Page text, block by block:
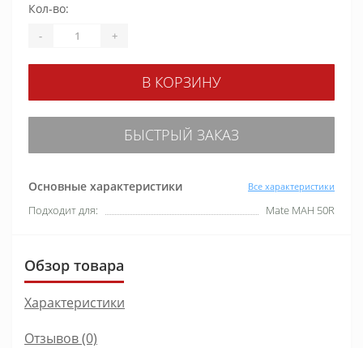
Основные характеристики Все характеристики
Подходит для: Mate MAH 50R
Кол-во:
- +
В КОРЗИНУ
БЫСТРЫЙ ЗАКАЗ
Обзор товара
Характеристики
Отзывов (0)